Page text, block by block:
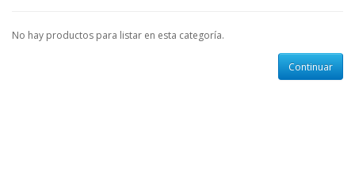
No hay productos para listar en esta categoría.
Continuar